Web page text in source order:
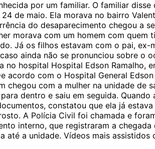
por um familiar. O familiar disse
de maio. Ela morava no bairro
do desaparecimento chegou a
morava com um homem com quem
Já os filhos estavam com o pai, ex-
ainda não se pronunciou sobre o
no hospital Hospital Edson Ramalho,
acordo com o Hospital General
chegou com a mulher na unidade de
dentro e saiu em seguida. Quando
constatou que ela já
A Polícia Civil foi chamada e
interno, que registraram a
até a unidade. Vídeos mais assistidos